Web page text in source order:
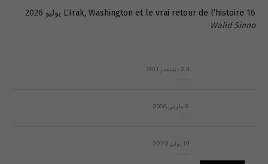
L’Irak, Washington et le vrai retour de l’histoire 16 يوليو 2026
Walid Sinno
23 ديسمبر 2011
8 مارس 2008
19 يوليو 2023